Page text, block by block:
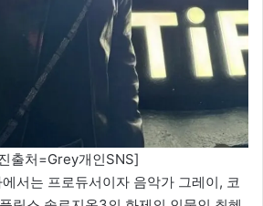
출처=Grey개인SNS]
서는 프로듀서이자 음악가 그레이, 코